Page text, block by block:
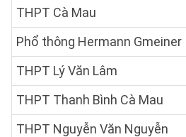
THPT Cà Mau
Phổ thông Hermann Gmeiner
THPT Lý Văn Lâm
THPT Thanh Bình Cà Mau
THPT Nguyễn Văn Nguyễn